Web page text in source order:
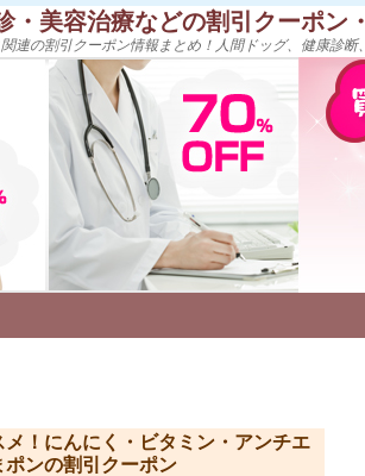
美容治療などの割引クーポン
連の割引クーポン情報まとめ！人間ドッグ、健康診
！にんにく・ビタミン・アンチエ
ンの割引クーポン